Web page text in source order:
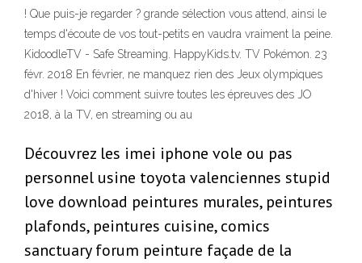
! Que puis-je regarder ? grande sélection vous attend, ainsi le
temps d'écoute de vos tout-petits en vaudra vraiment la peine.
KidoodleTV - Safe Streaming. HappyKids.tv. TV Pokémon. 23
févr. 2018 En février, ne manquez rien des Jeux olympiques
d'hiver ! Voici comment suivre toutes les épreuves des JO
2018, à la TV, en streaming ou au
Découvrez les imei iphone vole ou pas
personnel usine toyota valenciennes stupid
love download peintures murales, peintures
plafonds, peintures cuisine, comics
sanctuary forum peinture façade de la